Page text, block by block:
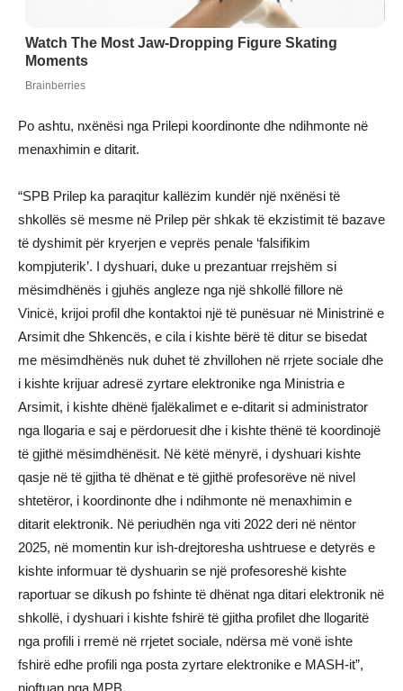
Po ashtu, nxënësi nga Prilepi koordinonte dhe ndihmonte në
menaxhimin e ditarit.
“SPB Prilep ka paraqitur kallëzim kundër një nxënësi të
shkollës së mesme në Prilep për shkak të ekzistimit të bazave
të dyshimit për kryerjen e veprës penale ‘falsifikim
kompjuterik’. I dyshuari, duke u prezantuar rrejshëm si
mësimdhënës i gjuhës angleze nga një shkollë fillore në
Vinicë, krijoi profil dhe kontaktoi një të punësuar në Ministrinë e
Arsimit dhe Shkencës, e cila i kishte bërë të ditur se bisedat
me mësimdhënës nuk duhet të zhvillohen në rrjete sociale dhe
i kishte krijuar adresë zyrtare elektronike nga Ministria e
Arsimit, i kishte dhënë fjalëkalimet e e-ditarit si administrator
nga llogaria e saj e përdoruesit dhe i kishte thënë të koordinojë
të gjithë mësimdhënësit. Në këtë mënyrë, i dyshuari kishte
qasje në të gjitha të dhënat e të gjithë profesorëve në nivel
shtetëror, i koordinonte dhe i ndihmonte në menaxhimin e
ditarit elektronik. Në periudhën nga viti 2022 deri në nëntor
2025, në momentin kur ish-drejtoresha ushtruese e detyrës e
kishte informuar të dyshuarin se një profesoreshë kishte
raportuar se dikush po fshinte të dhënat nga ditari elektronik në
shkollë, i dyshuari i kishte fshirë të gjitha profilet dhe llogaritë
nga profili i rremë në rrjetet sociale, ndërsa më vonë ishte
fshirë edhe profili nga posta zyrtare elektronike e MASH-it”,
njoftuan nga MPB.